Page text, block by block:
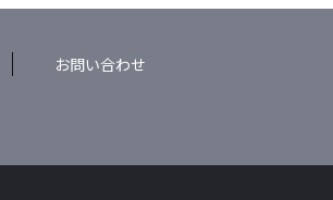
お問い合わせ